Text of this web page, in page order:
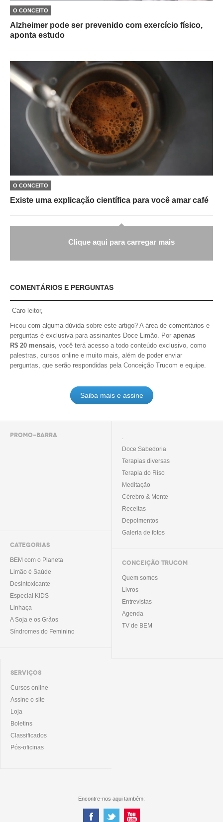
O CONCEITO
Alzheimer pode ser prevenido com exercício físico,
aponta estudo
O CONCEITO
Existe uma explicação científica para você amar café
Clique aqui para carregar mais
COMENTÁRIOS E PERGUNTAS
Caro leitor,
Ficou com alguma dúvida sobre este artigo? A área de comentários e
perguntas é exclusiva para assinantes Doce Limão. Por apenas
R$ 20 mensais, você terá acesso a todo conteúdo exclusivo, como
palestras, cursos online e muito mais, além de poder enviar
perguntas, que serão respondidas pela Conceição Trucom e equipe.
Saiba mais e assine
PROMO-BARRA
CATEGORIAS
BEM com o Planeta
Limão é Saúde
Desintoxicante
Especial KIDS
Linhaça
A Soja e os Grãos
Síndromes do Feminino
.
Doce Sabedoria
Terapias diversas
Terapia do Riso
Meditação
Cérebro & Mente
Receitas
Depoimentos
Galeria de fotos
CONCEIÇÃO TRUCOM
Quem somos
Livros
Entrevistas
Agenda
TV de BEM
SERVIÇOS
Cursos online
Assine o site
Loja
Boletins
Classificados
Pós-oficinas
Encontre-nos aqui também: